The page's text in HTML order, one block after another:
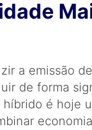
a emissão
de forma
é hoje